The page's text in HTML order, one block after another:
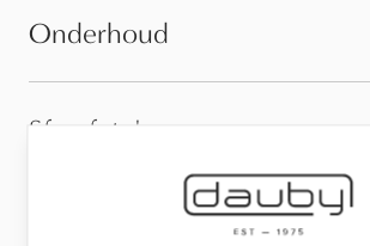
Onderhoud
Sfeerfoto's
Technische informatie